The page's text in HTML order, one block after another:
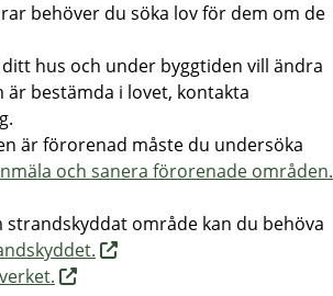
behöver du söka lov för dem om de
hus och under byggtiden vill ändra
bestämda i lovet, kontakta
är förorenad måste du undersöka
och sanera förorenade områden.
område kan du behöva